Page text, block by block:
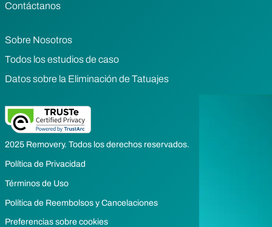
Contáctanos
Sobre Nosotros
Todos los estudios de caso
Datos sobre la Eliminación de Tatuajes
2025 Removery. Todos los derechos reservados.
Política de Privacidad
Términos de Uso
Política de Reembolsos y Cancelaciones
Preferencias sobre cookies